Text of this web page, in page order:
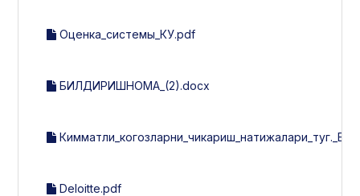
Оценка_системы_КУ.pdf
БИЛДИРИШНОМА_(2).docx
Deloitte.pdf